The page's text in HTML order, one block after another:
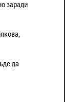
заради
да